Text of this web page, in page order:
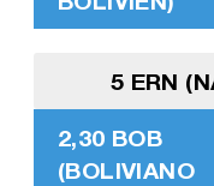
5 ERN
2,30 BOB
(BOLIVIANO